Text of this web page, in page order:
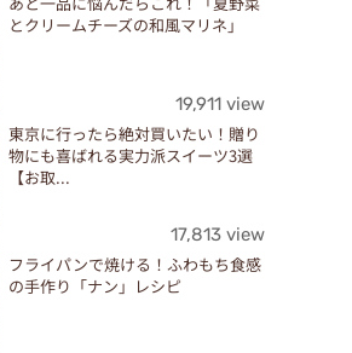
とクリームチーズの和風マリネ」
19,911 view
東京に行ったら絶対買いたい！贈り
物にも喜ばれる実力派スイーツ3選
【お取...
17,813 view
フライパンで焼ける！ふわもち食感
の手作り「ナン」レシピ